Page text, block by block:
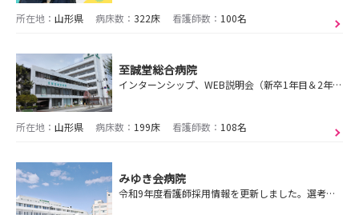
所在地： 山形県 病床数： 322床 看護師数： 100名
至誠堂総合病院
インターンシップ、WEB説明会（新卒1年目＆2年目の先輩職員登壇）のお申し込み随時受付中！！
所在地： 山形県 病床数： 199床 看護師数： 108名
みゆき会病院
令和9年度看護師採用情報を更新しました。選考画面をご覧ください！